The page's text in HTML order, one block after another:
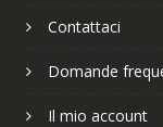
Contattaci
Domande
Il mio account